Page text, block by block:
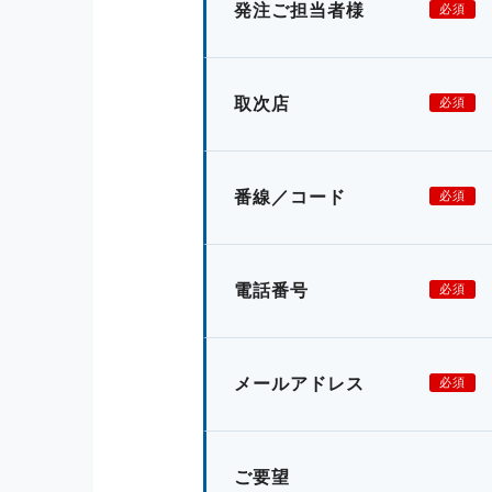
発注ご担当者様 必須
取次店 必須
番線／コード 必須
電話番号 必須
メールアドレス 必須
ご要望